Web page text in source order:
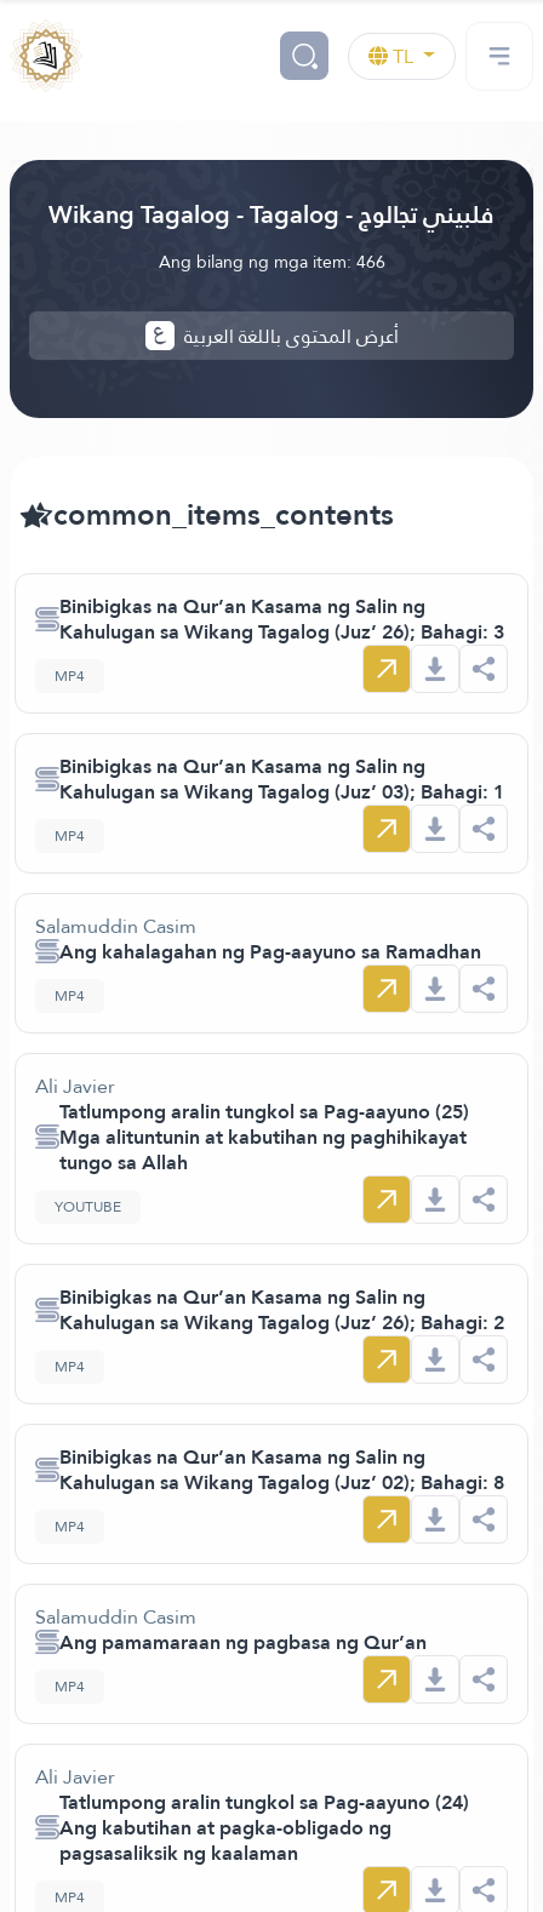
TL
Wikang Tagalog - Tagalog - فلبيني تجالوج
Ang bilang ng mga item: 466
أعرض المحتوى باللغة العربية
common_items_contents
Binibigkas na Qur’an Kasama ng Salin ng
Kahulugan sa Wikang Tagalog (Juz’ 26); Bahagi: 3
MP4
Binibigkas na Qur’an Kasama ng Salin ng
Kahulugan sa Wikang Tagalog (Juz’ 03); Bahagi: 1
MP4
Salamuddin Casim
Ang kahalagahan ng Pag-aayuno sa Ramadhan
MP4
Ali Javier
Tatlumpong aralin tungkol sa Pag-aayuno (25)
Mga alituntunin at kabutihan ng paghihikayat
tungo sa Allah
YOUTUBE
Binibigkas na Qur’an Kasama ng Salin ng
Kahulugan sa Wikang Tagalog (Juz’ 26); Bahagi: 2
MP4
Binibigkas na Qur’an Kasama ng Salin ng
Kahulugan sa Wikang Tagalog (Juz’ 02); Bahagi: 8
MP4
Salamuddin Casim
Ang pamamaraan ng pagbasa ng Qur’an
MP4
Ali Javier
Tatlumpong aralin tungkol sa Pag-aayuno (24)
Ang kabutihan at pagka-obligado ng
pagsasaliksik ng kaalaman
MP4